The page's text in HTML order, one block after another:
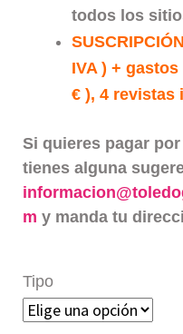
todos los
IVA )+ gastos
€ ), 4 revistas
Si quieres pagar
tienes alguna
m y manda tu
Tipo